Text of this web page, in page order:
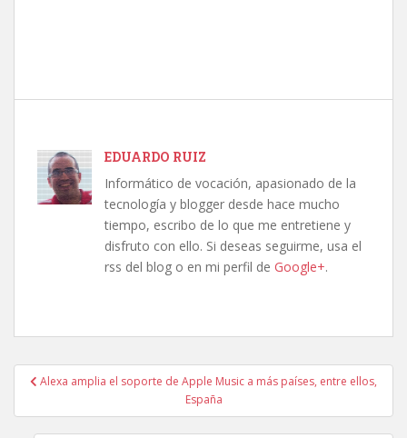
EDUARDO RUIZ
Informático de vocación, apasionado de la
tecnología y blogger desde hace mucho
tiempo, escribo de lo que me entretiene y
disfruto con ello. Si deseas seguirme, usa el
rss del blog o en mi perfil de Google+.
Navegación
entradas
Alexa amplia el soporte de Apple Music a más países, entre ellos,
España